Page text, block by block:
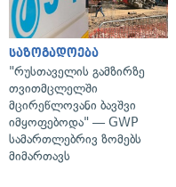
საზოგადოება
"რუსთაველის გამზირზე
თვითმცლელში
მცირეწლოვანი ბავშვი
იმყოფებოდა" — GWP
სამართლებრივ ზომებს
მიმართავს